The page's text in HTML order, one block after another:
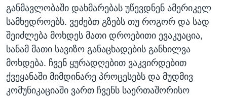
განმავლობაში დახმარებას უწევდნენ ამერიკელ
სამხედროებს. ვეძებთ გზებს თუ როგორ და სად
შეიძლება მოხდეს მათი დროებითი ევაკუაცია,
სანამ მათი სავიზო განაცხადების განხილვა
მოხდება. ჩვენ ყურადღებით ვაკვირდებით
ქვეყანაში მიმდინარე პროცესებს და მუდმივ
კომუნიკაციაში ვართ ჩვენს საერთაშორისო